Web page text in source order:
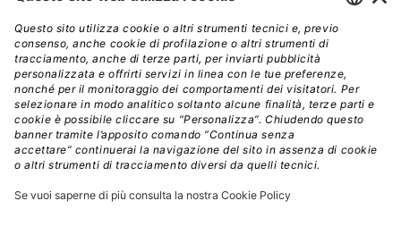
CWI è una testata giornalistica diEdra Edizioni s.r.l.
Direzione, amministrazione, redazione, pubblicità
Viale Enrico Forlanini 21 - 20134 Milano
Tel. +39 02 881841
C.F./P IVA 13002100157
www.edraedizioni.it|Privacy
Follow Us